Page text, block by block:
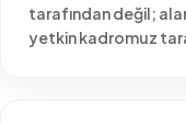
tarafından değil;
yetkin kadromuz